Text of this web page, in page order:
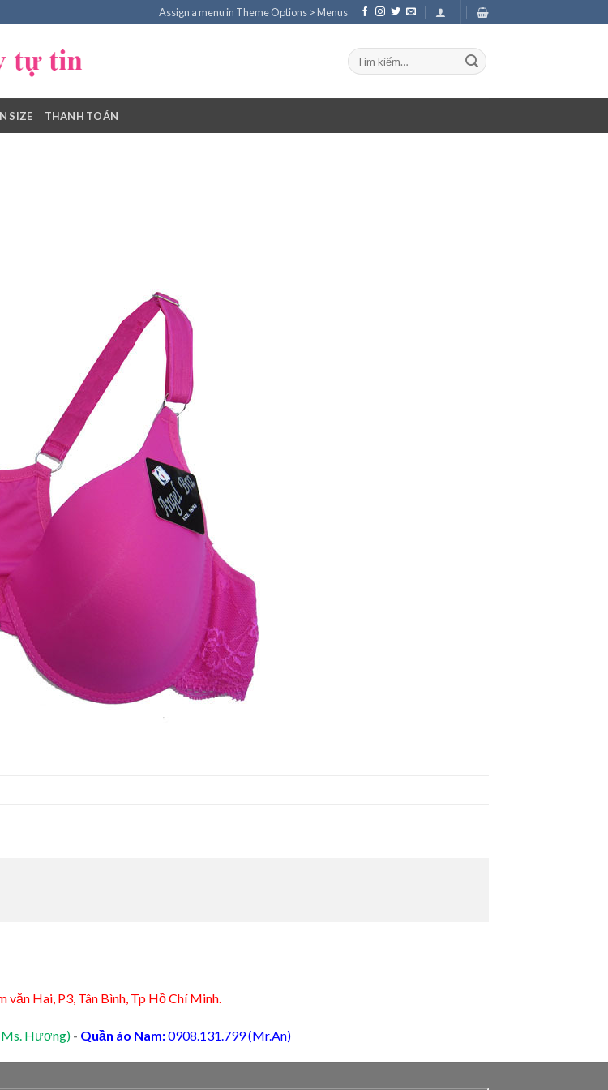
Assign a menu in Theme Options > Menus
Tìm
kiếm:
SIZE THANH TOÁN
văn Hai, P3, Tân Bình, Tp Hồ Chí Minh.
Hương) - Quần áo Nam:0908.131.799 (Mr.An)